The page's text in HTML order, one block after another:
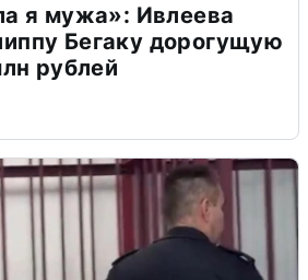
я мужа»: Ивлеева
Бегаку дорогущую
рублей